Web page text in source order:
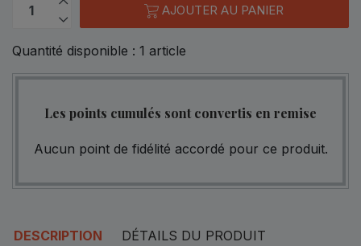
AJOUTER AU PANIER
Quantité disponible : 1 article
Les points cumulés sont convertis en remise
Aucun point de fidélité accordé pour ce produit.
DESCRIPTION DÉTAILS DU PRODUIT